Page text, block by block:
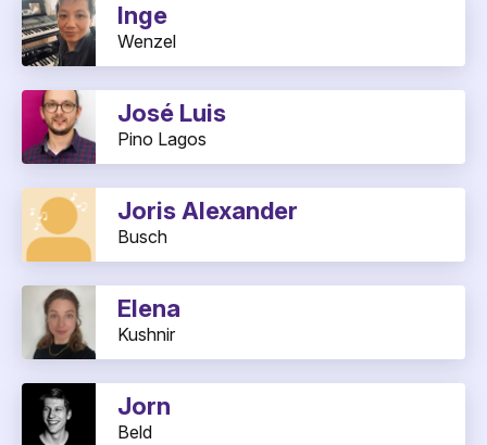
Inge
Wenzel
José Luis
Pino Lagos
Joris Alexander
Busch
Elena
Kushnir
Jorn
Beld